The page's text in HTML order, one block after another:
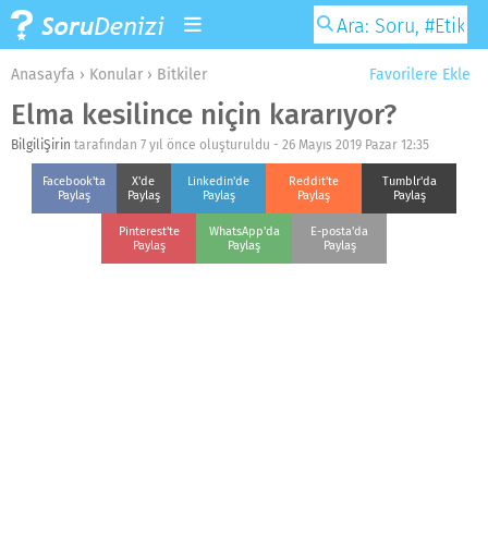
Favorilere Ekle
Anasayfa › Konular › Bitkiler
Elma kesilince niçin kararıyor?
BilgiliŞirin tarafından 7 yıl önce oluşturuldu - 26 Mayıs 2019 Pazar 12:35
Facebook'ta
Paylaş
X'de
Paylaş
Linkedin'de
Paylaş
Reddit'te
Paylaş
Tumblr'da
Paylaş
Pinterest'te
Paylaş
WhatsApp'da
Paylaş
E-posta'da
Paylaş